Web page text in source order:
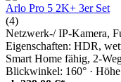
Arlo Pro 5 2K+ 3er Set
(4)
Netzwerk-/ IP-Kamera,
Eigenschaften: HDR,
Smart Home fähig, 2-
Blickwinkel: 160° ·